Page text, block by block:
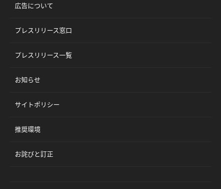
広告について
プレスリリース窓口
プレスリリース一覧
お知らせ
サイトポリシー
推奨環境
お詫びと訂正